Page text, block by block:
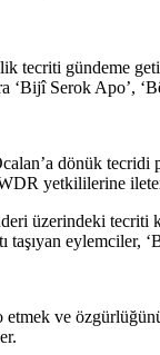
tecriti gündeme
‘Bijî Serok Apo’,
dönük tecridi
yetkililerine
üzerindeki tecriti
ve